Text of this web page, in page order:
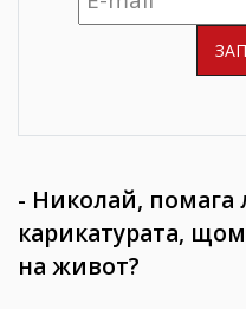
- Николай,
карикатурата,
на живот?